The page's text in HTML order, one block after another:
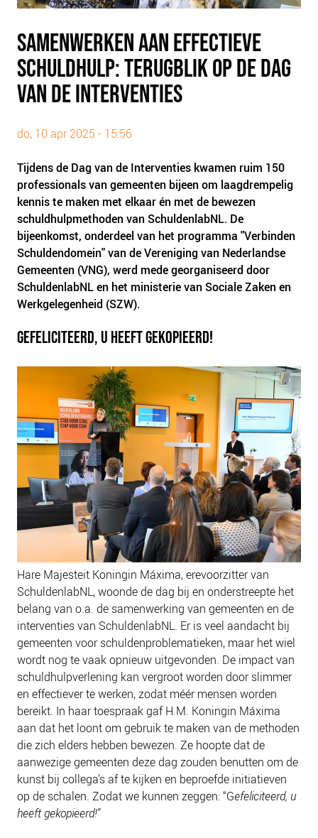
PLINKR NAZORG
SOCIALDEBT
DOORBRAAKMETHODE
COLLECTIEF SCHULDREGELEN
DE VOORZIENINGENWIJZER
VISIE EN MISSIE
HET TEAM
ONZE PARTNERS
VACATURES
IN DE MEDIA
OVER NCFG
SAMENWERKEN AAN EFFECTIEVE
SCHULDHULP: TERUGBLIK OP DE DAG
VAN DE INTERVENTIES
do, 10 apr 2025 - 15:56
Tijdens de Dag van de Interventies kwamen ruim 150
professionals van gemeenten bijeen om laagdrempelig
kennis te maken met elkaar én met de bewezen
schuldhulpmethoden van SchuldenlabNL. De
bijeenkomst, onderdeel van het programma "Verbinden
Schuldendomein" van de Vereniging van Nederlandse
Gemeenten (VNG), werd mede georganiseerd door
SchuldenlabNL en het ministerie van Sociale Zaken en
Werkgelegenheid (SZW).
GEFELICITEERD, U HEEFT GEKOPIEERD!
Hare Majesteit Koningin Máxima, erevoorzitter van
SchuldenlabNL, woonde de dag bij en onderstreepte het
belang van o.a. de samenwerking van gemeenten en de
interventies van SchuldenlabNL. Er is veel aandacht bij
gemeenten voor schuldenproblematieken, maar het wiel
wordt nog te vaak opnieuw uitgevonden. De impact van
schuldhulpverlening kan vergroot worden door slimmer
en effectiever te werken, zodat méér mensen worden
bereikt. In haar toespraak gaf H.M. Koningin Máxima
aan dat het loont om gebruik te maken van de methoden
die zich elders hebben bewezen. Ze hoopte dat de
aanwezige gemeenten deze dag zouden benutten om de
kunst bij collega’s af te kijken en beproefde initiatieven
op de schalen. Zodat we kunnen zeggen: “Gefeliciteerd, u
heeft gekopieerd!”